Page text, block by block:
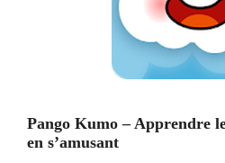
Pango Kumo – Apprendre
en s’amusant